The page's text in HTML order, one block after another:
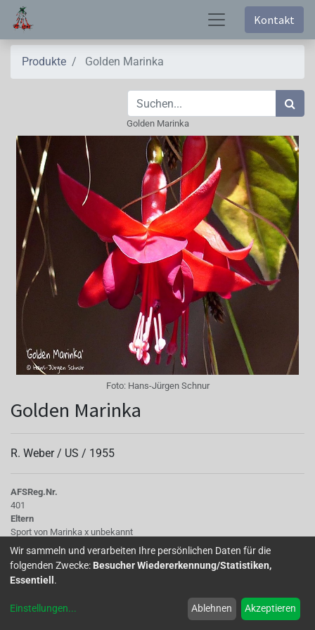
Kontakt
Produkte Golden Marinka
Golden Marinka
Foto: Hans-Jürgen Schnur
Golden Marinka
R. Weber / US / 1955
AFSReg.Nr.
401
Eltern
Sport von Marinka x unbekannt
Wuchs
hängend
’Golden Marinka’ ist ein Sport der 1890 von Stika,CZ
gezüchteten Sorte ’Marinka’.Im Gegensatz zur Muttersorte
Wir sammeln und verarbeiten Ihre persönlichen Daten für die
folgenden Zwecke: Besucher Wiedererkennung/Statistiken,
Essentiell .
Einstellungen... Ablehnen Akzeptieren